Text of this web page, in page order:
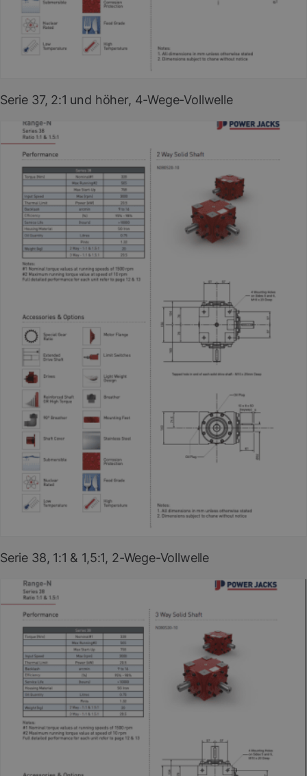
PDF herunterladen
PDF herunterladen
Serie 37, 2:1 und höher, 4-Wege-Vollwelle
Serie 38, 1:1 & 1,5:1, 2-Wege-Vollwelle